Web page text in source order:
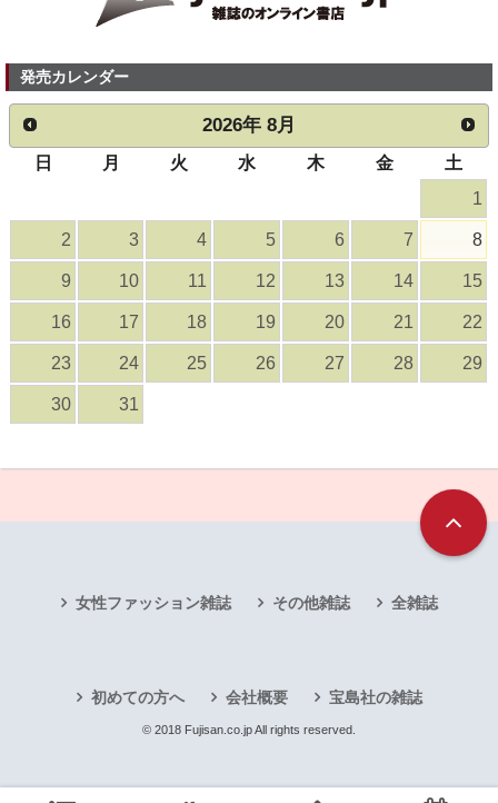
発売カレンダー
2026年 8月
日 月 火 水 木 金
土
1
2 3 4 5 6 7 8
9 10 11 12 13 14 15
16 17 18 19 20 21 22
23 24 25 26 27 28 29
30 31
女性ファッション雑誌 その他雑誌 全雑誌
初めての方へ 会社概要 宝島社の雑誌
© 2018 Fujisan.co.jp All rights reserved.